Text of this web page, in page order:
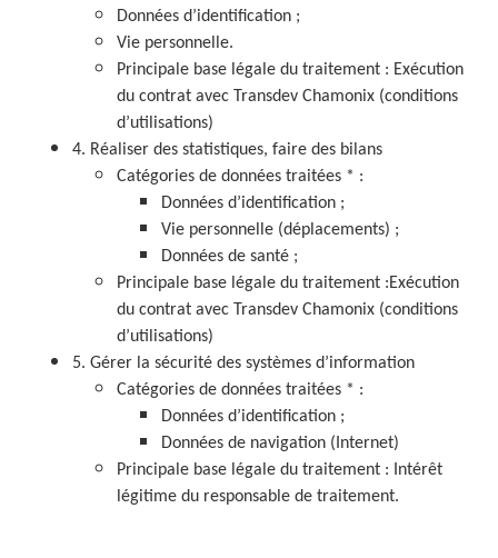
Données d’identification ;
Vie personnelle.
Principale base légale du traitement : Exécution
du contrat avec Transdev Chamonix (conditions
d’utilisations)
4. Réaliser des statistiques, faire des bilans
Catégories de données traitées * :
Données d’identification ;
Vie personnelle (déplacements) ;
Données de santé ;
Principale base légale du traitement :Exécution
du contrat avec Transdev Chamonix (conditions
d’utilisations)
5. Gérer la sécurité des systèmes d’information
Catégories de données traitées * :
Données d’identification ;
Données de navigation (Internet)
Principale base légale du traitement : Intérêt
légitime du responsable de traitement.